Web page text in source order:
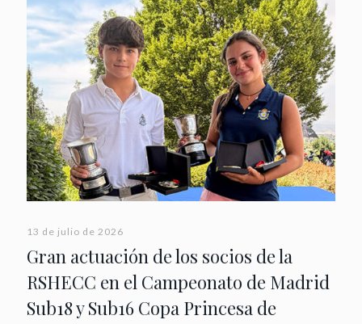
13 de julio de 2026
Gran actuación de los socios de la
RSHECC en el Campeonato de Madrid
Sub18 y Sub16 Copa Princesa de